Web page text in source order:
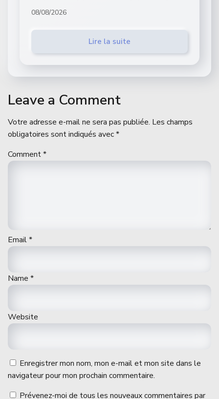
08/08/2026
Lire la suite
Leave a Comment
Votre adresse e-mail ne sera pas publiée. Les champs
obligatoires sont indiqués avec*
Comment*
Email*
Name *
Website
Enregistrer mon nom, mon e-mail et mon site dans le
navigateur pour mon prochain commentaire.
Prévenez-moi de tous les nouveaux commentaires par